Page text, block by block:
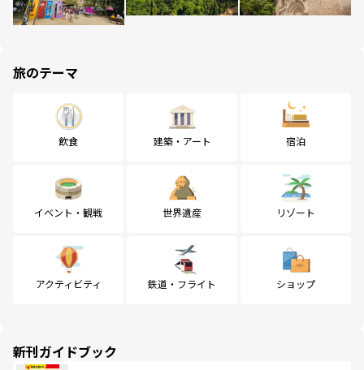
旅のテーマ
飲食 建築・アート 宿泊
イベント・観戦 世界遺産 リゾート
アクティビティ 鉄道・フライト ショップ
新刊ガイドブック